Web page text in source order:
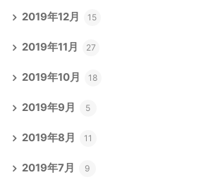
2019年12月 15
2019年11月 27
2019年10月 18
2019年9月 5
2019年8月 11
2019年7月 9